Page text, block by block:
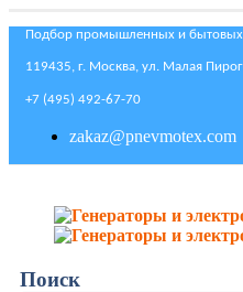
Подбор промышленных и бытовых
119435, г. Москва, ул. Малая
+7 (495) 492-67-70
zakaz@pnevmotex.com
Поиск